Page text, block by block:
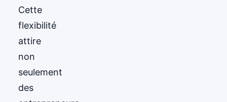
Cette
flexibilité
attire
non
seulement
des